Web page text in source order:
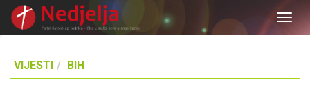
VIJESTI BIH